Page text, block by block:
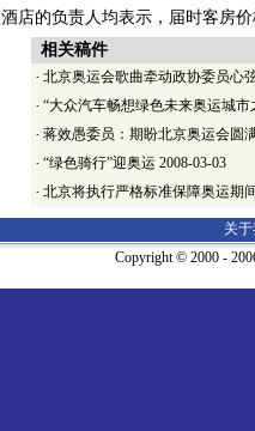
酒店的负责人均表示，届时客房
相关稿件
· 北京奥运会歌曲牵动政协委员心
· “大众汽车畅想绿色未来奥运城市
· 蒋效愚委员：期盼北京奥运会圆
· “绿色骑行”迎奥运 2008-03-03
· 北京将执行严格标准保障奥运期
关于
Copyright © 2000 -